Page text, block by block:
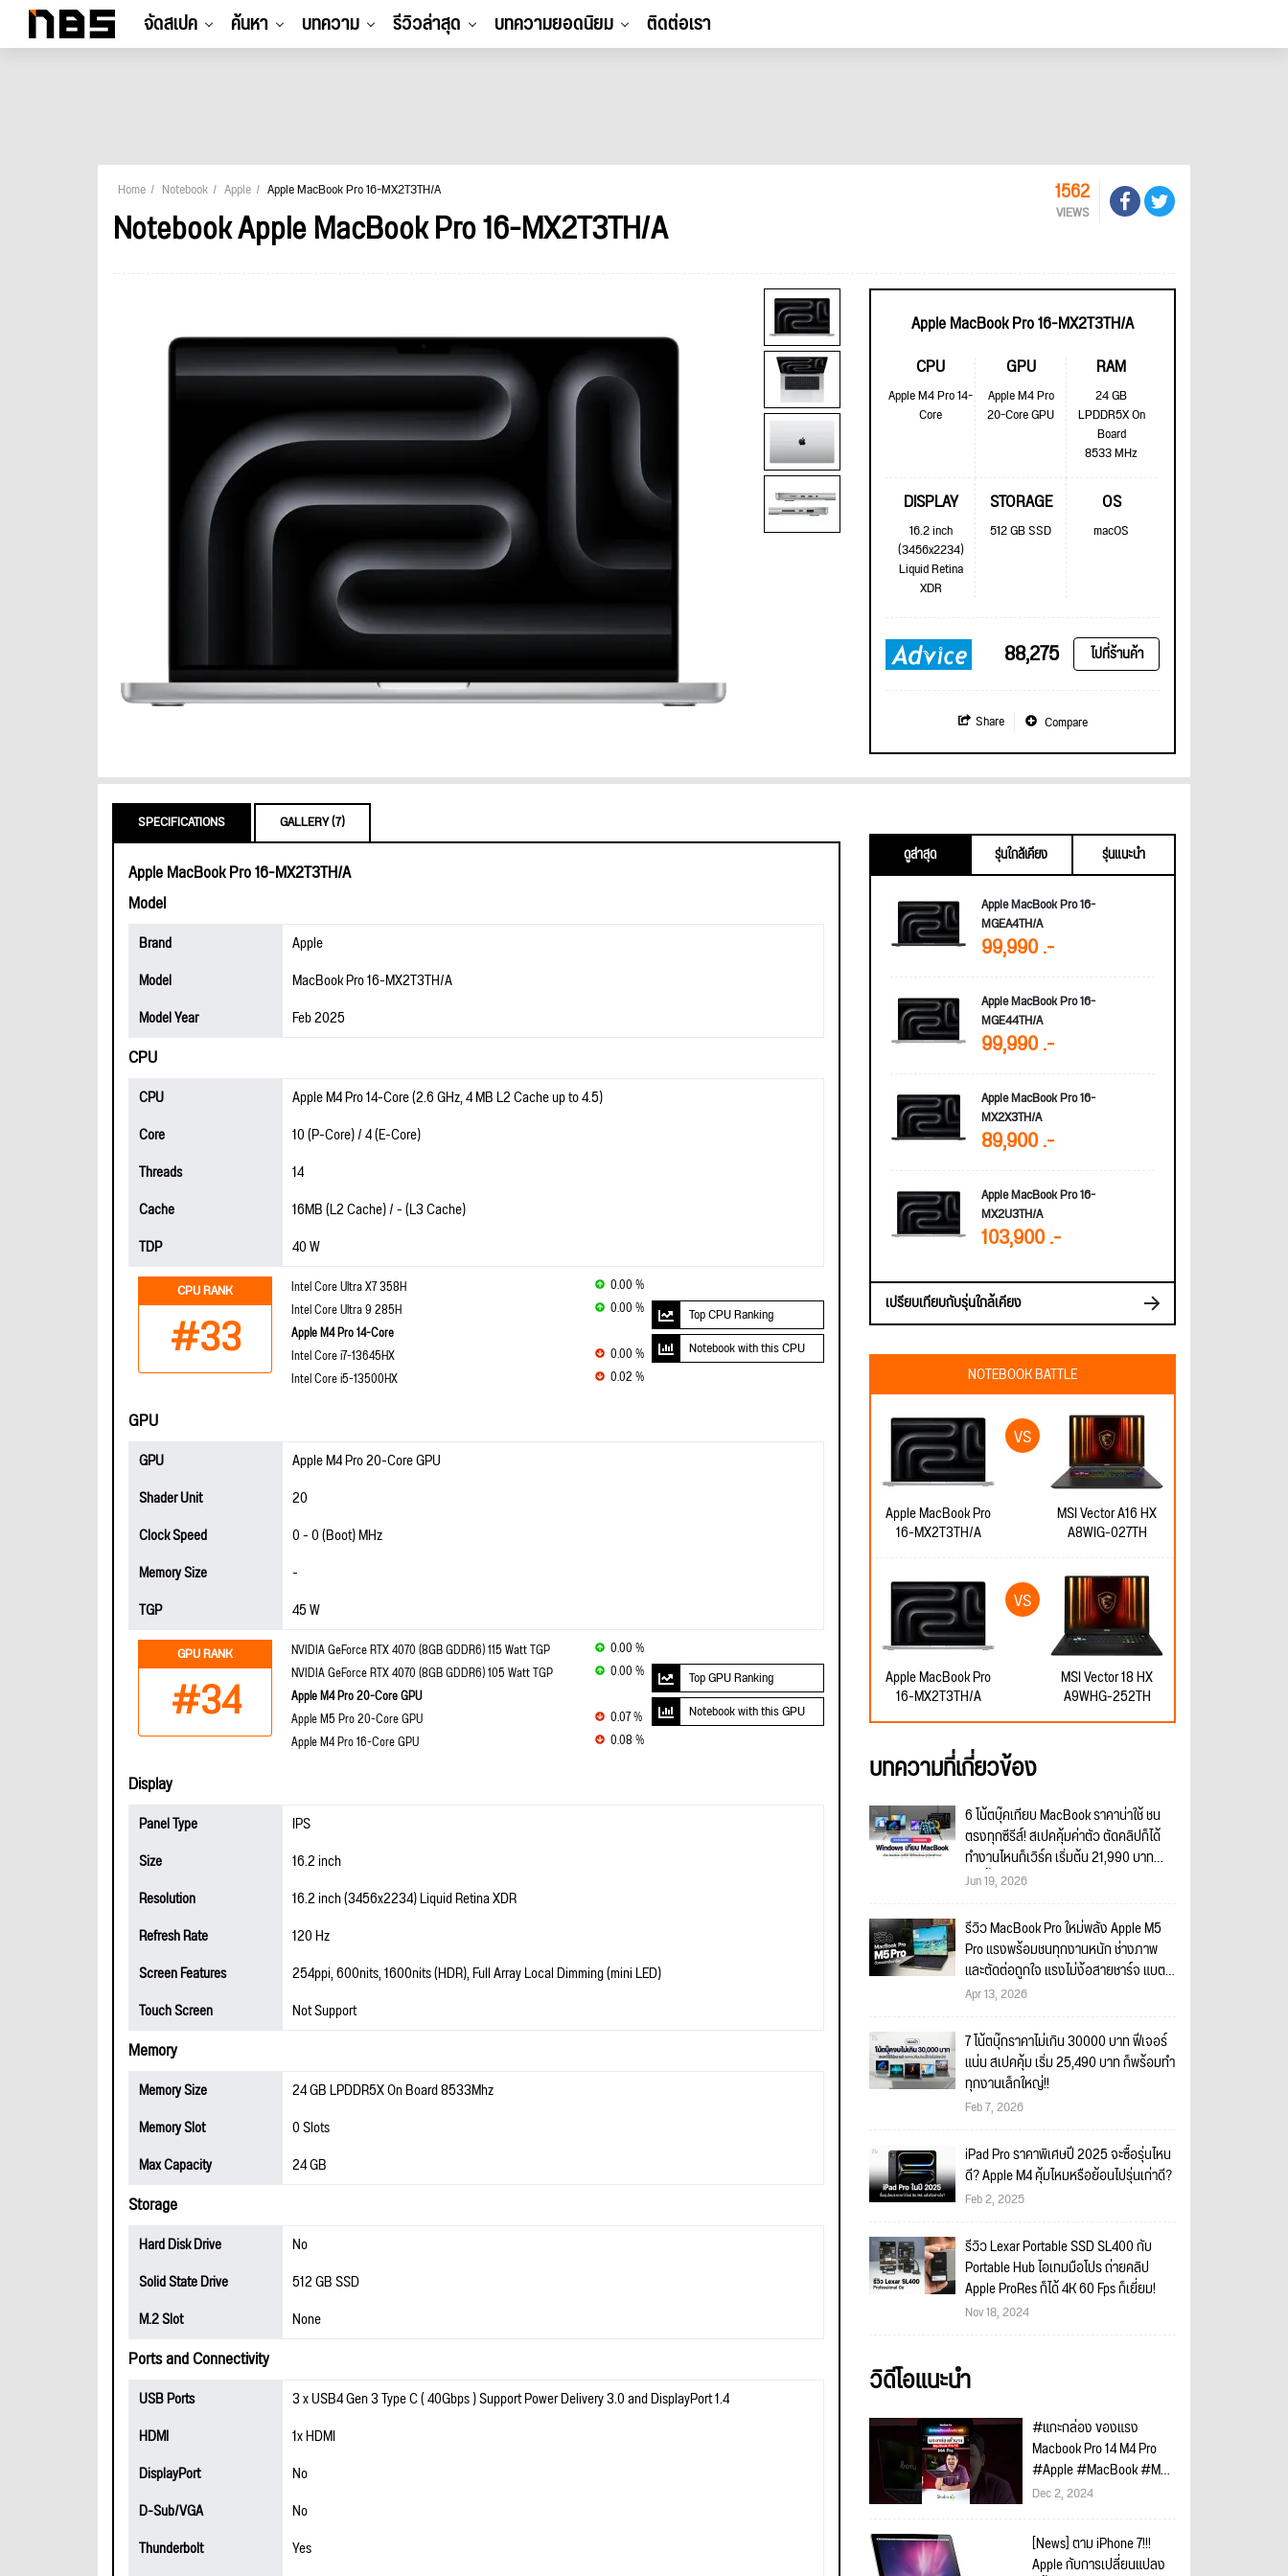
จัดสเปค ค้นหา บทความ รีวิวล่าสุด บทความยอดนิยม ติดต่อเรา
Home Notebook Apple Apple MacBook Pro 16-MX2T3TH/A
Notebook Apple MacBook Pro 16-MX2T3TH/A
1562
VIEWS
Apple MacBook Pro 16-MX2T3TH/A
CPU
Apple M4 Pro 14-
Core
GPU
Apple M4 Pro
20-Core GPU
RAM
24 GB
LPDDR5X On
Board
8533 MHz
DISPLAY
16.2 inch
(3456x2234)
Liquid Retina
XDR
STORAGE
512 GB SSD
OS
macOS
88,275 ไปที่ร้านค้า
Share Compare
SPECIFICATIONS GALLERY (7)
Apple MacBook Pro 16-MX2T3TH/A
Model
Brand
Apple
Model
MacBook Pro 16-MX2T3TH/A
Model Year
Feb 2025
CPU
CPU
Apple M4 Pro 14-Core (2.6 GHz, 4 MB L2 Cache up to 4.5)
Core
10 (P-Core) / 4 (E-Core)
Threads
14
Cache
16MB (L2 Cache) / - (L3 Cache)
TDP
40 W
CPU RANK
#33
Intel Core Ultra X7 358H
0.00 %
Intel Core Ultra 9 285H
0.00 %
Apple M4 Pro 14-Core
Intel Core i7-13645HX
0.00 %
Intel Core i5-13500HX
0.02 %
Top CPU Ranking
Notebook with this CPU
GPU
GPU
Apple M4 Pro 20-Core GPU
Shader Unit
20
Clock Speed
0 - 0 (Boot) MHz
Memory Size
-
TGP
45 W
GPU RANK
#34
NVIDIA GeForce RTX 4070 (8GB GDDR6) 115 Watt TGP
0.00 %
NVIDIA GeForce RTX 4070 (8GB GDDR6) 105 Watt TGP
0.00 %
Apple M4 Pro 20-Core GPU
Apple M5 Pro 20-Core GPU
0.07 %
Apple M4 Pro 16-Core GPU
0.08 %
Top GPU Ranking
Notebook with this GPU
Display
Panel Type
IPS
Size
16.2 inch
Resolution
16.2 inch (3456x2234) Liquid Retina XDR
Refresh Rate
120 Hz
Screen Features
254ppi, 600nits, 1600nits (HDR), Full Array Local Dimming (mini LED)
Touch Screen
Not Support
Memory
Memory Size
24 GB LPDDR5X On Board 8533Mhz
Memory Slot
0 Slots
Max Capacity
24 GB
Storage
Hard Disk Drive
No
Solid State Drive
512 GB SSD
M.2 Slot
None
Ports and Connectivity
USB Ports
3 x USB4 Gen 3 Type C ( 40Gbps ) Support Power Delivery 3.0 and DisplayPort 1.4
HDMI
1x HDMI
DisplayPort
No
D-Sub/VGA
No
Thunderbolt
Yes
ดูล่าสุด รุ่นใกล้เคียง
รุ่นแนะนำ
Apple MacBook Pro 16-
MGEA4TH/A
99,990 .-
Apple MacBook Pro 16-
MGE44TH/A
99,990 .-
Apple MacBook Pro 16-
MX2X3TH/A
89,900 .-
Apple MacBook Pro 16-
MX2U3TH/A
103,900 .-
เปรียบเทียบกับรุ่นใกล้เคียง
NOTEBOOK BATTLE
Apple MacBook Pro
16-MX2T3TH/A
MSI Vector A16 HX
A8WIG-027TH
Apple MacBook Pro
16-MX2T3TH/A
MSI Vector 18 HX
A9WHG-252TH
บทความที่เกี่ยวข้อง
6 โน้ตบุ๊คเทียบ MacBook ราคาน่าใช้ ชน
ตรงทุกซีรีส์! สเปคคุ้มค่าตัว ตัดคลิปก็ได้
ทำงานไหนก็เวิร์ค เริ่มต้น 21,990 บาท
เท่านั้น!
Jun 19, 2026
รีวิว MacBook Pro ใหม่พลัง Apple M5
Pro แรงพร้อมชนทุกงานหนัก ช่างภาพ
และตัดต่อถูกใจ แรงไม่ง้อสายชาร์จ แบตอึ
ดอยู่นาน สายทำงานต้องโดน!!
Apr 13, 2026
7 โน้ตบุ๊กราคาไม่เกิน 30000 บาท ฟีเจอร์
แน่น สเปคคุ้ม เริ่ม 25,490 บาท ก็พร้อมทำ
ทุกงานเล็กใหญ่!!
Feb 7, 2026
iPad Pro ราคาพิเศษปี 2025 จะซื้อรุ่นไหน
ดี? Apple M4 คุ้มไหมหรือย้อนไปรุ่นเก่าดี?
Feb 2, 2025
รีวิว Lexar Portable SSD SL400 กับ
Portable Hub ไอเทมมือโปร ถ่ายคลิป
Apple ProRes ก็ได้ 4K 60 Fps ก็เยี่ยม!
Nov 18, 2024
วิดีโอแนะนำ
#แกะกล่อง ของแรง
Macbook Pro 14 M4 Pro
#Apple #MacBook #M4
#M4Pro #unboxing
Dec 2, 2024
[News] ตาม iPhone 7!!!
Apple กับการเปลี่ยนแปลง